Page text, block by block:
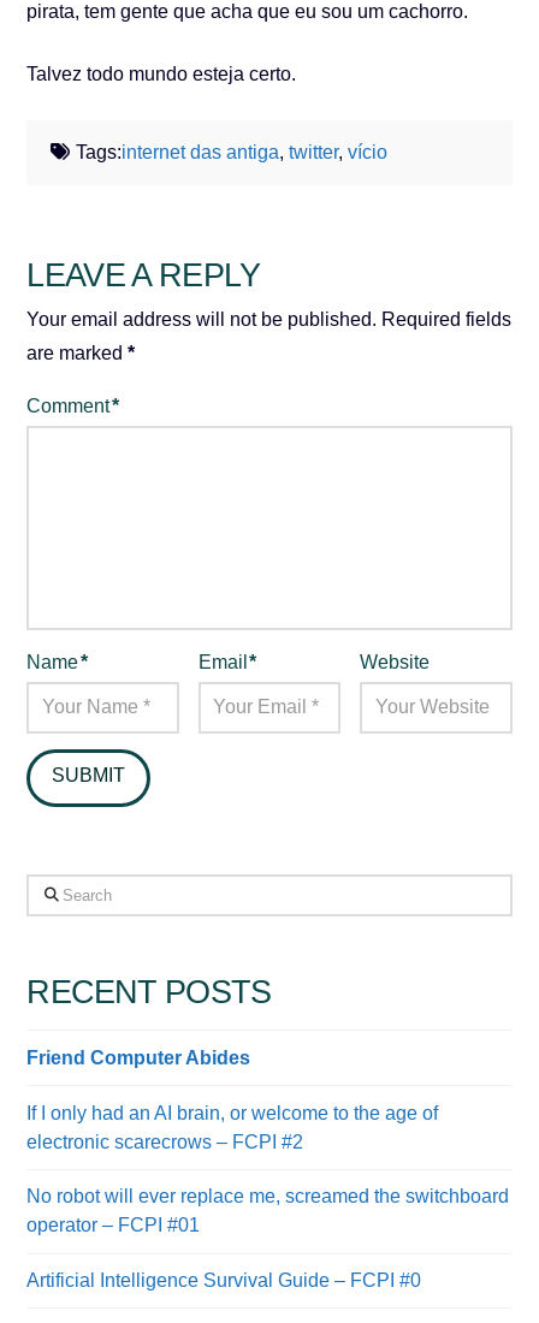
pirata, tem gente que acha que eu sou um cachorro.
Talvez todo mundo esteja certo.
Tags:internet das antiga,twitter,vício
LEAVE A REPLY
Your email address will not be published. Required fields
are marked*
Comment*
Name* Email* Website
Search
RECENT POSTS
Friend Computer Abides
If I only had an AI brain, or welcome to the age of
electronic scarecrows – FCPI #2
No robot will ever replace me, screamed the switchboard
operator – FCPI #01
Artificial Intelligence Survival Guide – FCPI #0